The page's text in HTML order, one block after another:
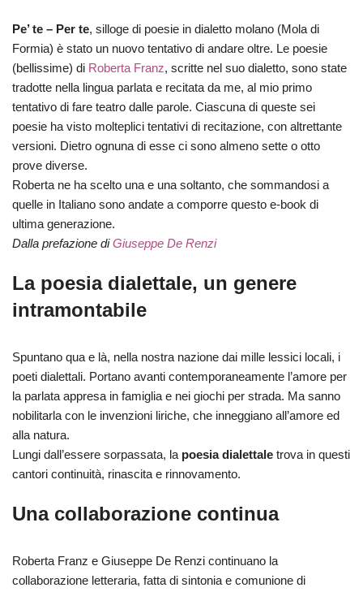
Pe’ te – Per te, silloge di poesie in dialetto molano (Mola di
Formia) è stato un nuovo tentativo di andare oltre. Le poesie
(bellissime) di Roberta Franz, scritte nel suo dialetto, sono state
tradotte nella lingua parlata e recitata da me, al mio primo
tentativo di fare teatro dalle parole. Ciascuna di queste sei
poesie ha visto molteplici tentativi di recitazione, con altrettante
versioni. Dietro ognuna di esse ci sono almeno sette o otto
prove diverse.
Roberta ne ha scelto una e una soltanto, che sommandosi a
quelle in Italiano sono andate a comporre questo e-book di
ultima generazione.
Dalla prefazione diGiuseppe De Renzi
La poesia dialettale, un genere
intramontabile
Spuntano qua e là, nella nostra nazione dai mille lessici locali, i
poeti dialettali. Portano avanti contemporaneamente l’amore per
la parlata appresa in famiglia e nei giochi per strada. Ma sanno
nobilitarla con le invenzioni liriche, che inneggiano all’amore ed
alla natura.
Lungi dall’essere sorpassata, la poesia dialettale trova in questi
cantori continuità, rinascita e rinnovamento.
Una collaborazione continua
Roberta Franz e Giuseppe De Renzi continuano la
collaborazione letteraria, fatta di sintonia e comunione di